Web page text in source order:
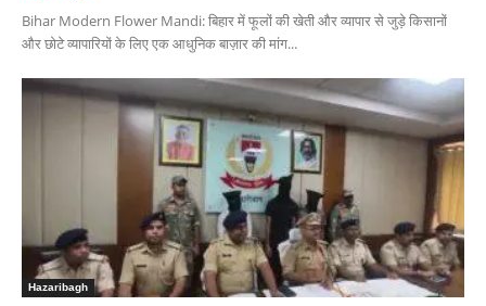
Bihar Modern Flower Mandi: बिहार में फूलों की खेती और व्यापार से जुड़े किसानों
और छोटे व्यापारियों के लिए एक आधुनिक बाज़ार की मांग...
Hazaribagh